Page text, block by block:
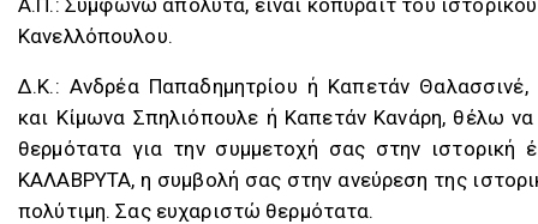
Κανελλόπουλου.
Δ.K.: Ανδρέα Παπαδημητρίου ή Καπετάν
και Κίμωνα Σπηλιόπουλε ή Καπετάν Κανάρη, θέλω
θερμότατα για την συμμετοχή σας στην ιστορική
ΚΑΛΑΒΡΥΤΑ, η συμβολή σας στην ανεύρεση της
πολύτιμη. Σας ευχαριστώ θερμότατα.